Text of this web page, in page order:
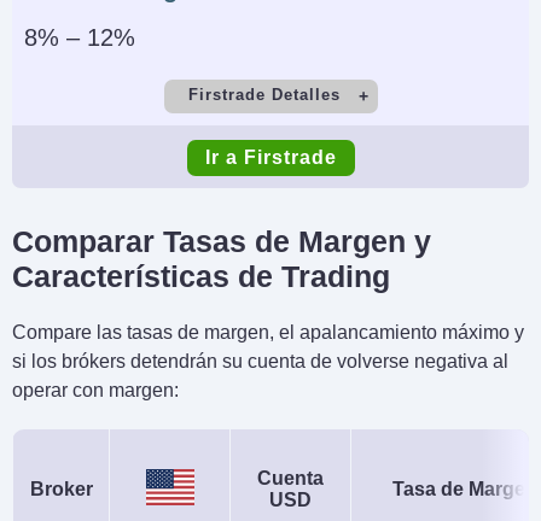
8% – 12%
Firstrade Detalles
Cuenta Demo Depósito Mínimo
$5
No SEC, FINRA
Instrumentos
Mutuos, Bonos, Fijo
Ir a Firstrade
Comparar Tasas de Margen y
Características de Trading
Compare las tasas de margen, el apalancamiento máximo y
si los brókers detendrán su cuenta de volverse negativa al
operar con margen:
Broker
Cuenta
USD
Tasa de Margen